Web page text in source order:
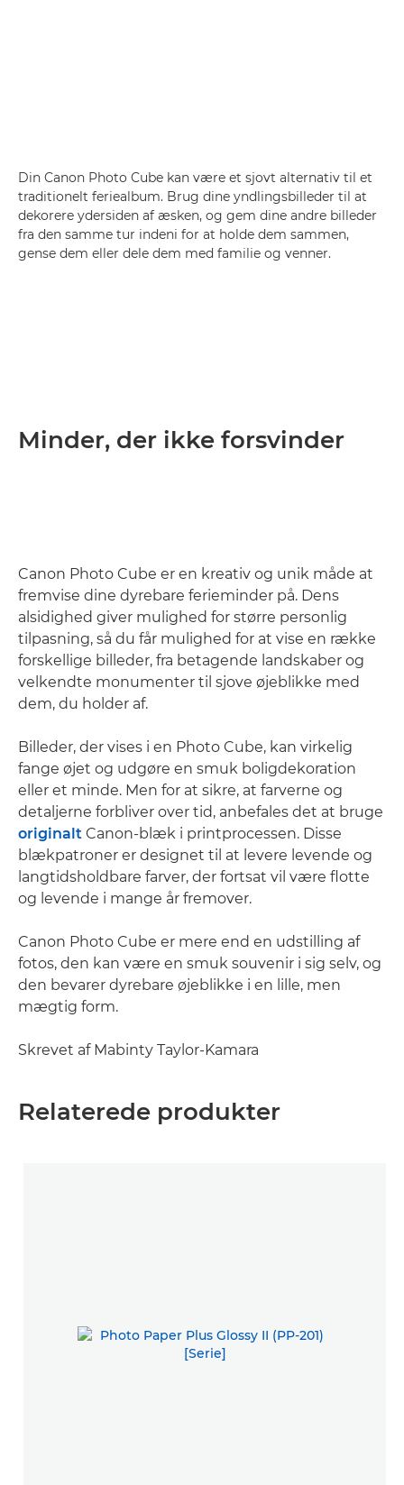
Din Canon Photo Cube kan være et sjovt alternativ til et
traditionelt feriealbum. Brug dine yndlingsbilleder til at
dekorere ydersiden af æsken, og gem dine andre billeder
fra den samme tur indeni for at holde dem sammen,
gense dem eller dele dem med familie og venner.
Minder, der ikke forsvinder
Canon Photo Cube er en kreativ og unik måde at
fremvise dine dyrebare ferieminder på. Dens
alsidighed giver mulighed for større personlig
tilpasning, så du får mulighed for at vise en række
forskellige billeder, fra betagende landskaber og
velkendte monumenter til sjove øjeblikke med
dem, du holder af.
Billeder, der vises i en Photo Cube, kan virkelig
fange øjet og udgøre en smuk boligdekoration
eller et minde. Men for at sikre, at farverne og
detaljerne forbliver over tid, anbefales det at bruge
originalt Canon-blæk i printprocessen. Disse
blækpatroner er designet til at levere levende og
langtidsholdbare farver, der fortsat vil være flotte
og levende i mange år fremover.
Canon Photo Cube er mere end en udstilling af
fotos, den kan være en smuk souvenir i sig selv, og
den bevarer dyrebare øjeblikke i en lille, men
mægtig form.
Skrevet af Mabinty Taylor-Kamara
Relaterede produkter